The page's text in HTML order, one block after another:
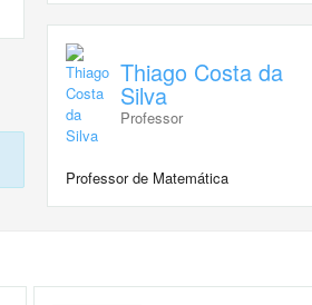
Thiago Costa da
Silva
Professor
Professor de Matemática